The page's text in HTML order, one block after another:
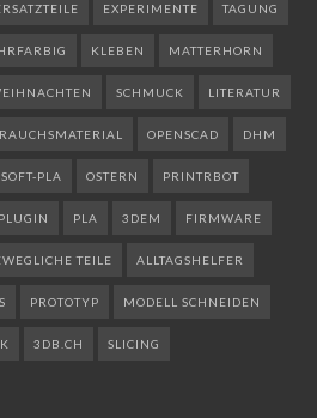
EXPERIMENTE TAGUNG
KLEBEN MATTERHORN
SCHMUCK LITERATUR
OPENSCAD DHM
SOFT-PLA OSTERN PRINTRBOT
PLUGIN PLA 3DEM FIRMWARE
TEILE ALLTAGSHELFER
PROTOTYP MODELL SCHNEIDEN
3DB.CH SLICING